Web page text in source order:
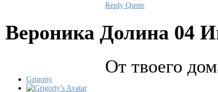
Reply Quote
Вероника Долина 04
Grigoriy
От твоего